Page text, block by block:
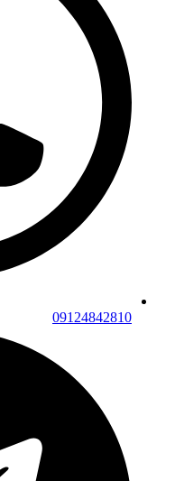
09124842810